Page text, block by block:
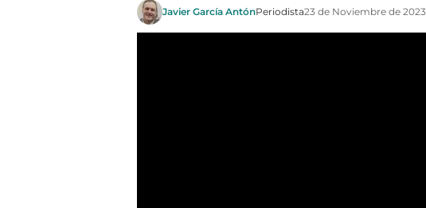
Javier García AntónPeriodista23 de Noviembre de 2023